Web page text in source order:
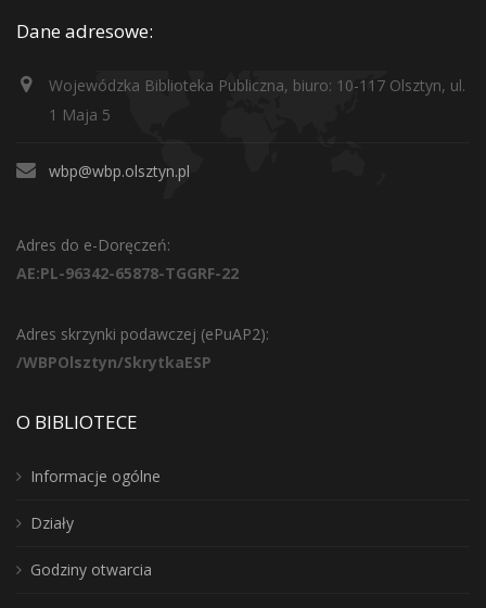
Dane adresowe:
Wojewódzka Biblioteka Publiczna, biuro: 10-117 Olsztyn, ul.
1 Maja 5
wbp@wbp.olsztyn.pl
Adres do e-Doręczeń:
AE:PL-96342-65878-TGGRF-22
Adres skrzynki podawczej (ePuAP2):
/WBPOlsztyn/SkrytkaESP
O BIBLIOTECE
Informacje ogólne
Działy
Godziny otwarcia